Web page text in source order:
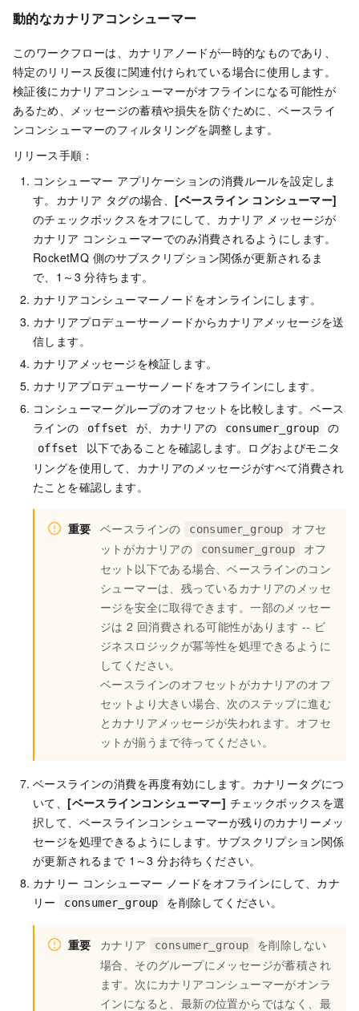
動的なカナリアコンシューマー
このワークフローは、カナリアノードが一時的なものであり、
特定のリリース反復に関連付けられている場合に使用します。
検証後にカナリアコンシューマーがオフラインになる可能性が
あるため、メッセージの蓄積や損失を防ぐために、ベースライ
ンコンシューマーのフィルタリングを調整します。
リリース手順：
コンシューマー アプリケーションの消費ルールを設定しま
す。カナリア タグの場合、 [ベースライン コンシューマー]
のチェックボックスをオフにして、カナリア メッセージが
カナリア コンシューマーでのみ消費されるようにします。
RocketMQ 側のサブスクリプション関係が更新されるま
で、1～3 分待ちます。
カナリアコンシューマーノードをオンラインにします。
カナリアプロデューサーノードからカナリアメッセージを送
信します。
カナリアメッセージを検証します。
カナリアプロデューサーノードをオフラインにします。
コンシューマーグループのオフセットを比較します。ベース
ラインの
offset が、カナリアの consumer_group の
offset
以下であることを確認します。ログおよびモニタ
リングを使用して、カナリアのメッセージがすべて消費され
たことを確認します。
重要 ベースラインの consumer_group
オフセ
ットがカナリアの
consumer_group
オフ
セット以下である場合、ベースラインのコン
シューマーは、残っているカナリアのメッセ
ージを安全に取得できます。一部のメッセー
ジは 2 回消費される可能性があります -- ビ
ジネスロジックが冪等性を処理できるように
してください。
ベースラインのオフセットがカナリアのオフ
セットより大きい場合、次のステップに進む
とカナリアメッセージが失われます。オフセ
ットが揃うまで待ってください。
ベースラインの消費を再度有効にします。カナリータグにつ
いて、 [ベースラインコンシューマー] チェックボックスを選
択して、ベースラインコンシューマーが残りのカナリーメッ
セージを処理できるようにします。サブスクリプション関係
が更新されるまで 1～3 分お待ちください。
カナリー コンシューマー ノードをオフラインにして、カナ
リー
consumer_group を削除してください。
重要 カナリア consumer_group
を削除しない
場合、そのグループにメッセージが蓄積され
ます。次にカナリアコンシューマーがオンラ
インになると、最新の位置からではなく、最